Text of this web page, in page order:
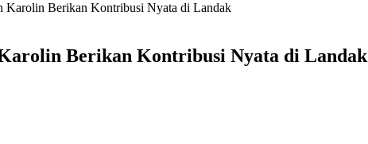
Karolin Berikan Kontribusi Nyata di Landak
Berikan Kontribusi Nyata di Landak